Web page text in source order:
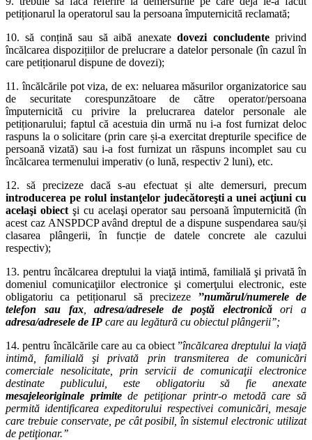
petiționarul la operatorul sau la persoana împuternicită reclamată;
10. să conțină sau să aibă anexatedovezi concludenteprivind
încălcarea dispozițiilor de prelucrare a datelor personale (în cazul în
care petiționarul dispune de dovezi);
11. încălcările pot viza, de ex: neluarea măsurilor organizatorice sau
de securitate corespunzătoare de către operator/persoana
împuternicită cu privire la prelucrarea datelor personale ale
petiționarului; faptul că acestuia din urmă nu i-a fost furnizat deloc
raspuns la o solicitare (prin care și-a exercitat drepturile specifice de
persoană vizată) sau i-a fost furnizat un răspuns incomplet sau cu
încălcarea termenului imperativ (o lună, respectiv 2 luni), etc.
12. să precizeze dacă s-au efectuat și alte demersuri, precum
introducerea pe rolul instanţelor judecătoreşti a unei acţiuni cu
acelaşi obiectşi cu acelaşi operator sau persoană împuternicită (în
acest caz ANSPDCP având dreptul de a dispune suspendarea sau/și
clasarea plângerii, în funcție de datele concrete ale cazului
respectiv);
13. pentru încălcarea dreptului la viaţă intimă, familială şi privată în
domeniul comunicaţiilor electronice şi comerţului electronic, este
obligatoriu ca petiționarul să precizeze ’’numărul/numerele de
telefon sau fax,adresa/adresele de poştă electronicăori a
adresa/adresele de IP care au legătură cu obiectul plângerii’’;
14. pentru încălcările care au ca obiect ”încălcarea dreptului la viaţă
intimă, familială şi privată prin transmiterea de comunicări
comerciale nesolicitate, prin servicii de comunicaţii electronice
destinate publicului, este obligatoriu să fie anexate
mesajeleoriginale primitede petiţionar printr-o metodă care să
permită identificarea expeditorului respectivei comunicări, mesaje
care trebuie conservate, pe cât posibil, în sistemul electronic utilizat
de petiţionar.’’